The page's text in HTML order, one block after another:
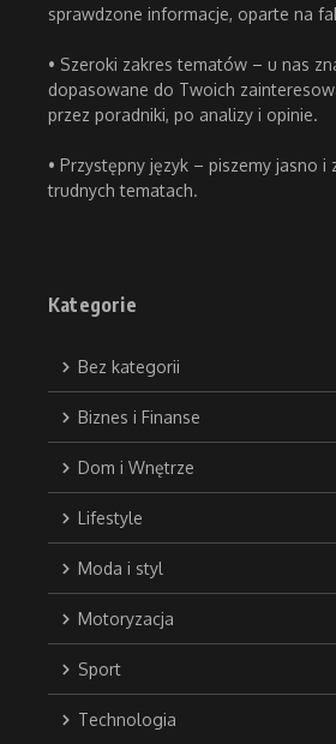
sprawdzone informacje, oparte na
• Szeroki zakres tematów – u nas
dopasowane do Twoich
przez poradniki, po analizy i opinie.
• Przystępny język – piszemy jasno
trudnych tematach.
Kategorie
Bez kategorii
Biznes i Finanse
Dom i Wnętrze
Lifestyle
Moda i styl
Motoryzacja
Sport
Technologia